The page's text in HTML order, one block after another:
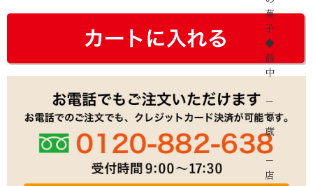
菓
子
◆
最
中
−
福
蔵
−
店